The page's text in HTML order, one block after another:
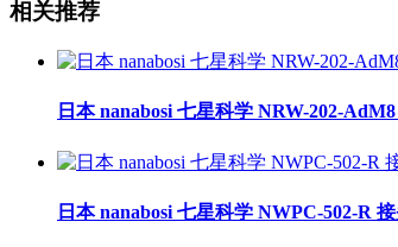
相关推荐
日本 nanabosi 七星科学 NRW-202-
日本 nanabosi 七星科学 NWPC-502-R